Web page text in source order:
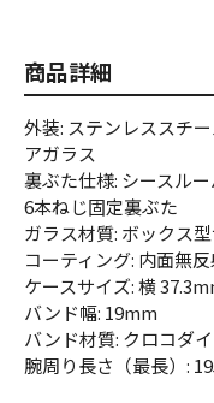
商品詳細
外装: ステンレススチ
アガラス
裏ぶた仕様: シースル
6本ねじ固定裏ぶた
ガラス材質: ボックス
コーティング: 内面無
ケースサイズ: 横
バンド幅: 19mm
バンド材質: クロコダ
腕周り長さ（最長）: